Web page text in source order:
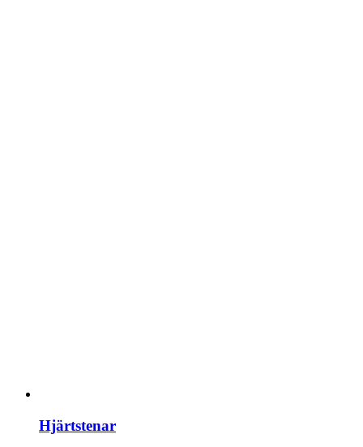
Hjärtstenar